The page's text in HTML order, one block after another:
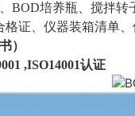
BOD培养瓶、搅拌转
证、仪器装箱清单
）
,ISO14001认证